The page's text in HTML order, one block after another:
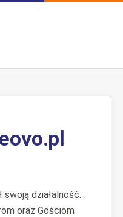
działalność.
oraz Gościom